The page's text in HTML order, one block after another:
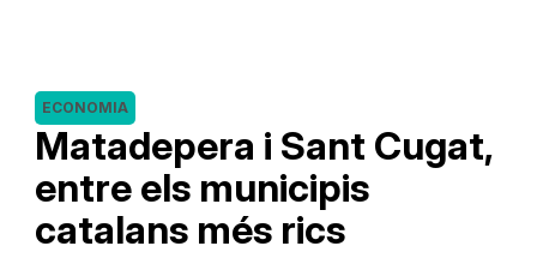
Matadepera i Sant Cugat,
entre els municipis
catalans més rics
ECONOMIA